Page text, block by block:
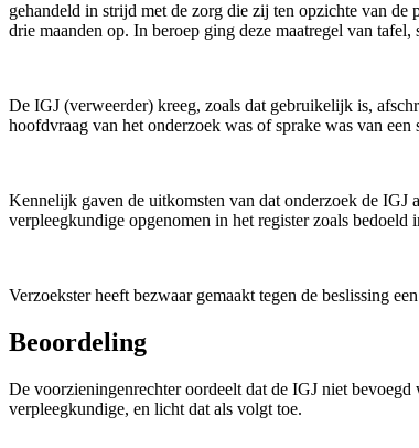
gehandeld in strijd met de zorg die zij ten opzichte van
drie maanden op. In beroep ging deze maatregel van
De IGJ (verweerder) kreeg, zoals dat gebruikelijk is,
hoofdvraag van het onderzoek was of sprake was van
Kennelijk gaven de uitkomsten van dat onderzoek de IGJ
verpleegkundige opgenomen in het register zoals
Verzoekster heeft bezwaar gemaakt tegen de beslissing
Beoordeling
De voorzieningenrechter oordeelt dat de IGJ niet
verpleegkundige, en licht dat als volgt toe.